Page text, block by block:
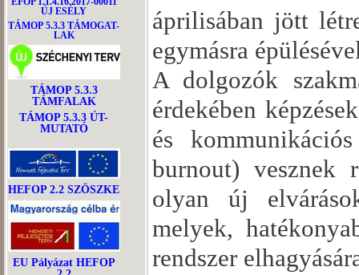
ÚJ ESÉLY
TÁMOP 5.3.3 TÁMOGAT-
LAK
TÁMOP 5.3.3
TÁMFALAK
TÁMOP 5.3.3 ÚT-
MUTATÓ
HEFOP 2.2 SZÖSZKE
EU Pályázat HEFOP
áprilisában jött
egymásra
A dolgozók
érdekében
és
burnout) vesznek
olyan új
melyek,
rendszer